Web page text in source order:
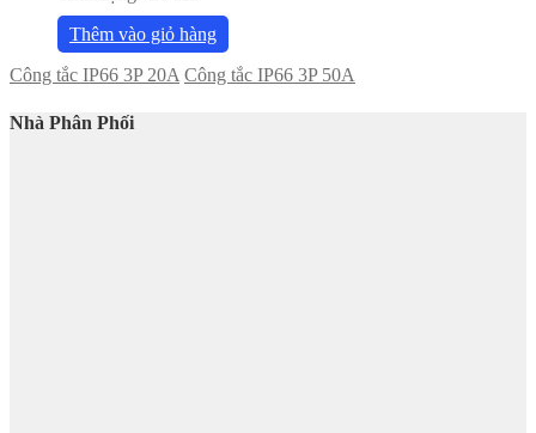
Thêm vào giỏ hàng
Công tắc IP66 3P 20A Công tắc IP66 3P 50A
Nhà Phân Phối